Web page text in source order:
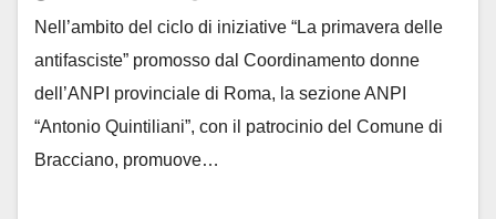
Nell’ambito del ciclo di iniziative “La primavera delle
antifasciste” promosso dal Coordinamento donne
dell’ANPI provinciale di Roma, la sezione ANPI
“Antonio Quintiliani”, con il patrocinio del Comune di
Bracciano, promuove…